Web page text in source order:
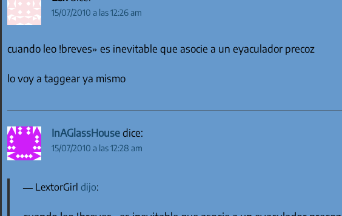
15/07/2010 a las 12:26 am
cuando leo !breves» es inevitable que asocie a un eyaculador precoz
lo voy a taggear ya mismo
InAGlassHousedice:
15/07/2010 a las 12:28 am
LextorGirl dijo: